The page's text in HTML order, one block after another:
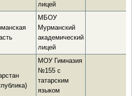
лицей
МБОУ
Мурманский
академический
лицей
МОУ Гимназия
№155 с
татарским
языком